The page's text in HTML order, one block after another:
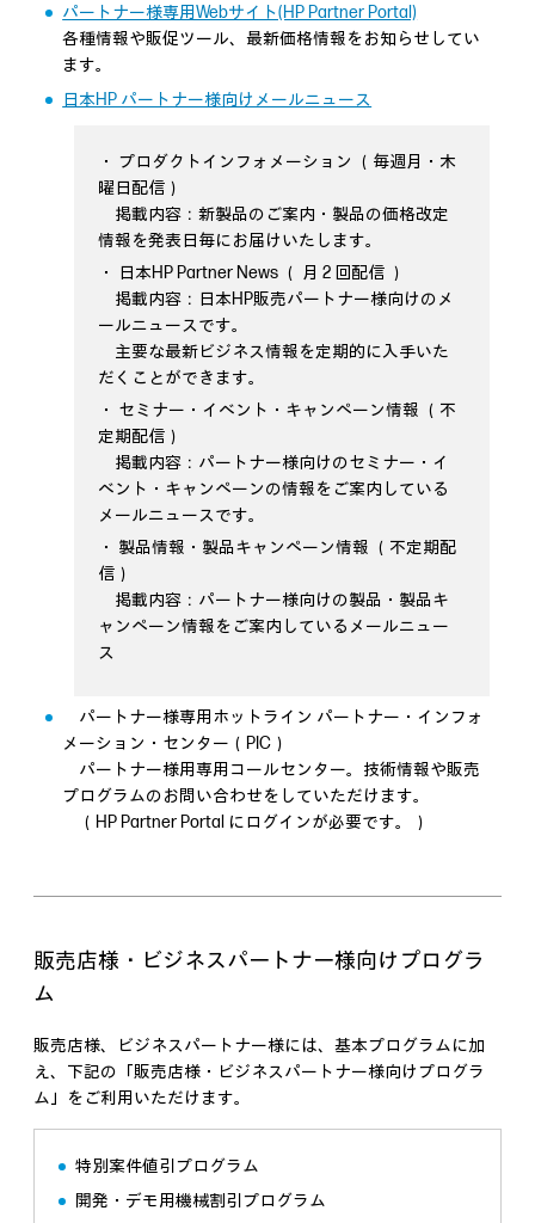
パートナー様専用Webサイト(HP Partner Portal)
各種情報や販促ツール、最新価格情報をお知らせしてい
ます。
日本HP パートナー様向けメールニュース
・ プロダクトインフォメーション （毎週月・木
曜日配信）
掲載内容：新製品のご案内・製品の価格改定
情報を発表日毎にお届けいたします。
・ 日本HP Partner News （ 月 2 回配信 ）
掲載内容：日本HP販売パートナー様向けのメ
ールニュースです。
主要な最新ビジネス情報を定期的に入手いた
だくことができます。
・ セミナー・イベント・キャンペーン情報 （不
定期配信）
掲載内容：パートナー様向けのセミナー・イ
ベント・キャンペーンの情報をご案内している
メールニュースです。
・ 製品情報・製品キャンペーン情報 （不定期配
信）
掲載内容：パートナー様向けの製品・製品キ
ャンペーン情報をご案内しているメールニュー
ス
パートナー様専用ホットライン パートナー・インフォ
メーション・センター（PIC）
パートナー様用専用コールセンター。技術情報や販売
プログラムのお問い合わせをしていただけます。
（HP Partner Portal にログインが必要です。）
販売店様・ビジネスパートナー様向けプログラ
ム
販売店様、ビジネスパートナー様には、基本プログラムに加
え、下記の「販売店様・ビジネスパートナー様向けプログラ
ム」をご利用いただけます。
特別案件値引プログラム
開発・デモ用機械割引プログラム